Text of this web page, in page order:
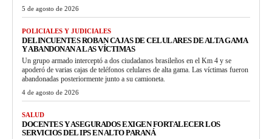
5 de agosto de 2026
POLICIALES Y JUDICIALES
DELINCUENTES ROBAN CAJAS DE CELULARES DE ALTA GAMA
Y ABANDONAN A LAS VÍCTIMAS
Un grupo armado interceptó a dos ciudadanos brasileños en el Km 4 y se
apoderó de varias cajas de teléfonos celulares de alta gama. Las víctimas fueron
abandonadas posteriormente junto a su camioneta.
4 de agosto de 2026
SALUD
DOCENTES Y ASEGURADOS EXIGEN FORTALECER LOS
SERVICIOS DEL IPS EN ALTO PARANÁ